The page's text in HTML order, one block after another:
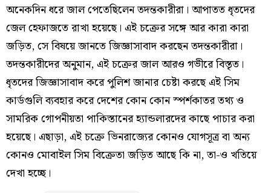
অনেকদিন ধরে জাল পেতেছিলেন তদন্তকারীরা। আপাতত ধৃতদের
জেল হেফাজতে রাখা হয়েছে। এই চক্রের সঙ্গে আর কারা কারা
জড়িত, সে বিষয়ে জানতে জিজ্ঞাসাবাদ করছেন তদন্তকারীরা।
তদন্তকারীদের অনুমান, এই চক্রের জাল আরও গভীরে বিস্তৃত।
ধৃতদের জিজ্ঞাসাবাদ করে পুলিশ জানার চেষ্টা করছে এই সিম
কার্ডগুলি ব্যবহার করে দেশের কোন কোন স্পর্শকাতর তথ্য ও
সামরিক গোপনীয়তা পাকিস্তানের হ্যান্ডলারদের কাছে পাচার করা
হয়েছে। এছাড়া, এই চক্রে ভিনরাজ্যের কোনও যোগসূত্র বা অন্য
কোনও মোবাইল সিম বিক্রেতা জড়িত আছে কি না, তা-ও খতিয়ে
দেখা হচ্ছে।